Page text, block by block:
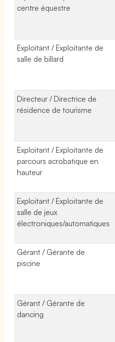
centre équestre
Exploitant / Exploitante de
salle de billard
Directeur / Directrice de
résidence de tourisme
Exploitant / Exploitante de
parcours acrobatique en
hauteur
Exploitant / Exploitante de
salle de jeux
électroniques/automatiques
Gérant / Gérante de
piscine
Gérant / Gérante de
dancing